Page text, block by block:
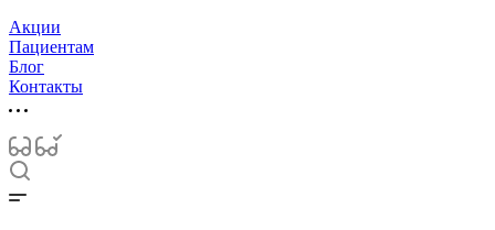
Акции
Пациентам
Блог
Контакты